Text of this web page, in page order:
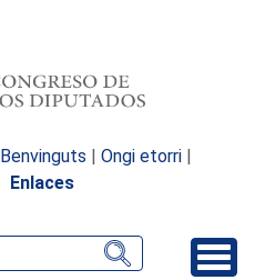
Benvinguts | Ongi etorri |
Enlaces